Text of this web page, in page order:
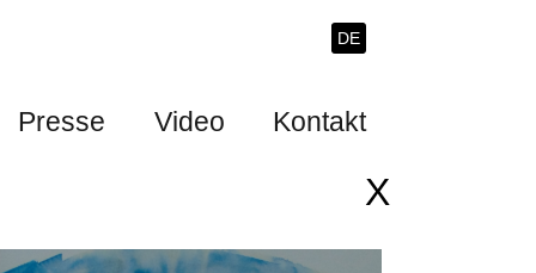
DE
Presse Video Kontakt
X